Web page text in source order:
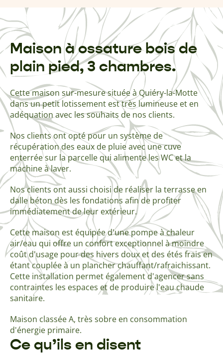
Maison à ossature bois de
plain pied, 3 chambres.
Cette maison sur-mesure située à Quiéry-la-Motte
dans un petit lotissement est très lumineuse et en
adéquation avec les souhaits de nos clients.
Nos clients ont opté pour un système de
récupération des eaux de pluie avec une cuve
enterrée sur la parcelle qui alimente les WC et la
machine à laver.
Nos clients ont aussi choisi de réaliser la terrasse en
dalle béton dès les fondations afin de profiter
immédiatement de leur extérieur.
Cette maison est équipée d'une pompe à chaleur
air/eau qui offre un confort exceptionnel à moindre
coût d'usage pour des hivers doux et des étés frais en
étant couplée à un plancher chauffant/rafraichissant.
Cette installation permet également d'agencer sans
contraintes les espaces et de produire l'eau chaude
sanitaire.
Maison classée A, très sobre en consommation
d'énergie primaire.
Ce qu’ils en disent